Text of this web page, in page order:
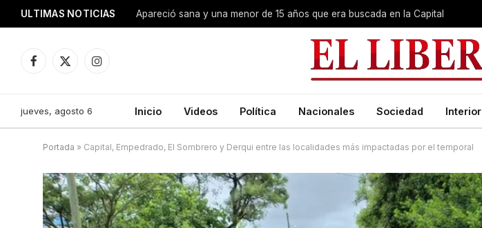
ULTIMAS NOTICIAS Apareció sana y una menor de 15 años que era buscada en la Capital
Facebook
X
Instagram
jueves, agosto 6 Inicio Videos Política Nacionales Sociedad Interior
Portada » Capital, Empedrado, El Sombrero y Derqui entre las localidades más impactadas por el temporal